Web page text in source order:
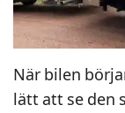
När bilen
lätt att se den